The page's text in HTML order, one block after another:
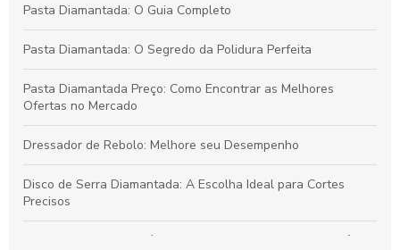
Pasta Diamantada: O Guia Completo
Pasta Diamantada: O Segredo da Polidura Perfeita
Pasta Diamantada Preço: Como Encontrar as Melhores
Ofertas no Mercado
Dressador de Rebolo: Melhore seu Desempenho
Disco de Serra Diamantada: A Escolha Ideal para Cortes
Precisos
Dressador de Rebolo é fundamental para garantir a eficiência